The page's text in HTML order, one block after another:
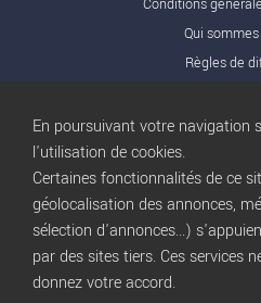
Qui
Règles de
Nos
Conditions
Privacy
Blog
En poursuivant votre navigation
l'utilisation de cookies.
Certaines fonctionnalités de ce
géolocalisation des annonces,
sélection d'annonces...)
par des sites tiers. Ces services
donnez votre accord.